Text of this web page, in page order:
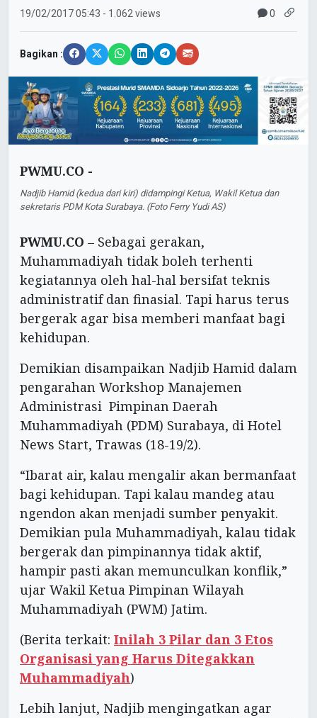
19/02/201705:43 - 1.062 views 0
Bagikan :
PWMU.CO -
Nadjib Hamid (kedua dari kiri) didampingi Ketua, Wakil Ketua dan
sekretaris PDM Kota Surabaya. (Foto Ferry Yudi AS)
PWMU.CO – Sebagai gerakan,
Muhammadiyah tidak boleh terhenti
kegiatannya oleh hal-hal bersifat teknis
administratif dan finasial. Tapi harus terus
bergerak agar bisa memberi manfaat bagi
kehidupan.
Demikian disampaikan Nadjib Hamid dalam
pengarahan Workshop Manajemen
Administrasi Pimpinan Daerah
Muhammadiyah (PDM) Surabaya, di Hotel
News Start, Trawas (18-19/2).
“Ibarat air, kalau mengalir akan bermanfaat
bagi kehidupan. Tapi kalau mandeg atau
ngendon akan menjadi sumber penyakit.
Demikian pula Muhammadiyah, kalau tidak
bergerak dan pimpinannya tidak aktif,
hampir pasti akan memunculkan konflik,”
ujar Wakil Ketua Pimpinan Wilayah
Muhammadiyah (PWM) Jatim.
(Berita terkait: Inilah 3 Pilar dan 3 Etos
Organisasi yang Harus Ditegakkan
Muhammadiyah)
Lebih lanjut, Nadjib mengingatkan agar